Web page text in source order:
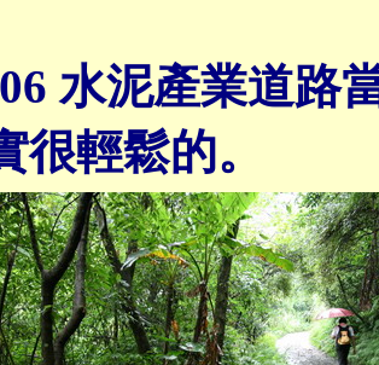
水泥產業道路
很輕鬆的。